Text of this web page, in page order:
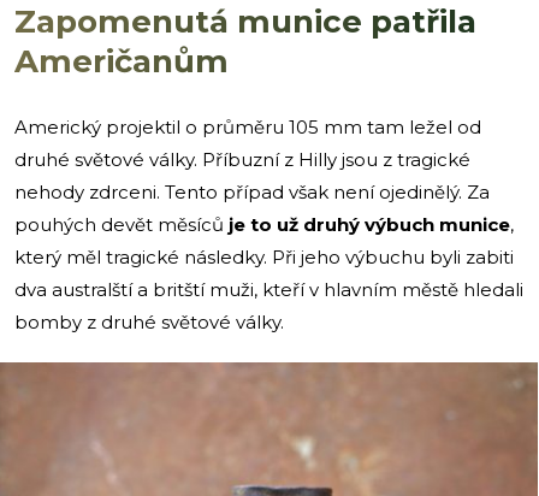
Zapomenutá munice patřila
Američanům
Americký projektil o průměru 105 mm tam ležel od
druhé světové války. Příbuzní z Hilly jsou z tragické
nehody zdrceni. Tento případ však není ojedinělý. Za
pouhých devět měsíců je to už druhý výbuch munice,
který měl tragické následky. Při jeho výbuchu byli zabiti
dva australští a britští muži, kteří v hlavním městě hledali
bomby z druhé světové války.